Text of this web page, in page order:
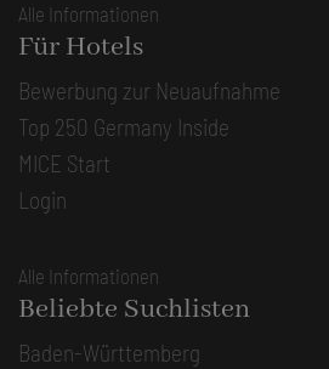
Alle Informationen
Für Hotels
Bewerbung zur Neuaufnahme
Top 250 Germany Inside
MICE Start
Login
Alle Informationen
Beliebte Suchlisten
Baden-Württemberg